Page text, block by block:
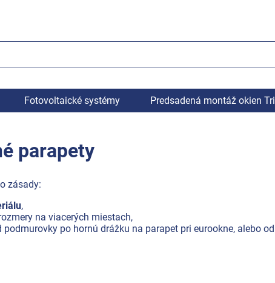
Fotovoltaické systémy Predsadená montáž okien
parapety
zásady:
,
na viacerých miestach,
po hornú drážku na parapet pri eurookne, alebo